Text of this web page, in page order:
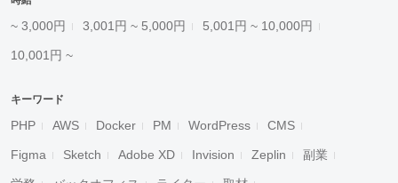
~ 3,000円 3,001円 ~ 5,000円 5,001円 ~ 10,000円
10,001円 ~
キーワード
PHP AWS Docker PM WordPress CMS
Figma Sketch Adobe XD Invision Zeplin 副業